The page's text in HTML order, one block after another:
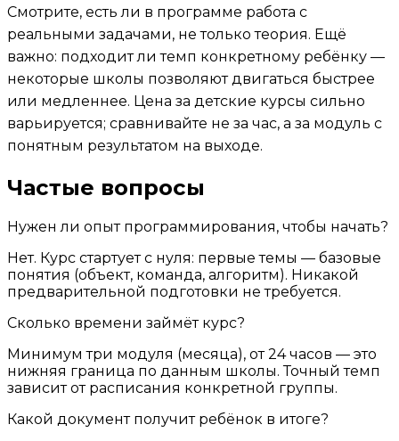
Смотрите, есть ли в программе работа с
реальными задачами, не только теория. Ещё
важно: подходит ли темп конкретному ребёнку —
некоторые школы позволяют двигаться быстрее
или медленнее. Цена за детские курсы сильно
варьируется; сравнивайте не за час, а за модуль с
понятным результатом на выходе.
Частые вопросы
Нужен ли опыт программирования, чтобы начать?
Нет. Курс стартует с нуля: первые темы — базовые
понятия (объект, команда, алгоритм). Никакой
предварительной подготовки не требуется.
Сколько времени займёт курс?
Минимум три модуля (месяца), от 24 часов — это
нижняя граница по данным школы. Точный темп
зависит от расписания конкретной группы.
Какой документ получит ребёнок в итоге?